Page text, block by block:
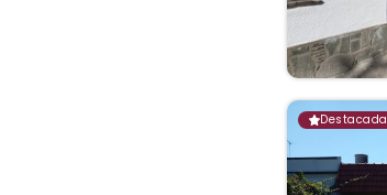
Destacada